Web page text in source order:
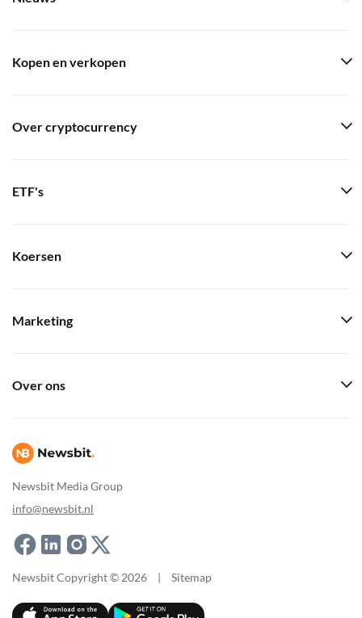
Newsbit Media Group
info@newsbit.nl
Kopen en verkopen
Over cryptocurrency
ETF's
Koersen
Marketing
Over ons
Newsbit Copyright © 2026 | Sitemap